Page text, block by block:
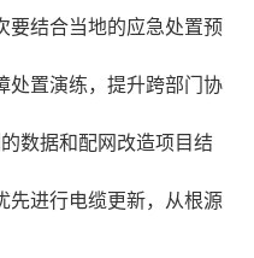
要结合当地的应急处置预
处置演练，提升跨部门协
数据和配网改造项目结
先进行电缆更新，从根源